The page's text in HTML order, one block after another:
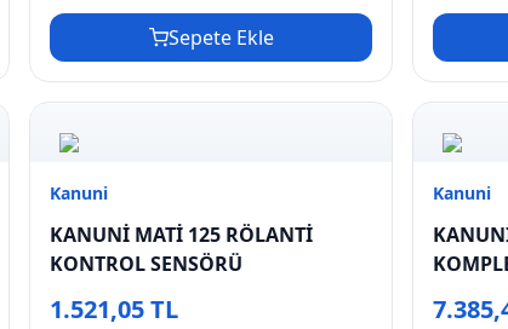
Sepete Ekle
Kanuni
KANUNİ MATİ 125 RÖLANTİ
KONTROL SENSÖRÜ
1.521,05 TL
Kanuni